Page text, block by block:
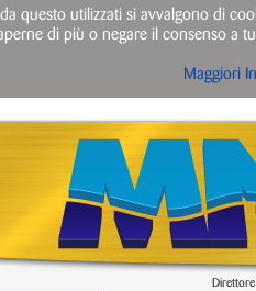
questo utilizzati si avvalgono di
di più o negare il consenso a
Maggiori